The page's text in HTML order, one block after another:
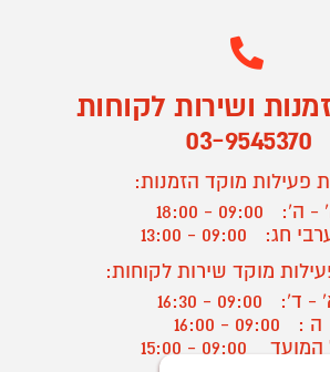
ושירות לקוחות
03-9545370
פעילות מוקד הזמנות:
- ה':
09:00 - 18:00
חג:
09:00 - 13:00
מוקד שירות לקוחות:
- ד':
09:00 - 16:30
ה :
09:00 - 16:00
המועד